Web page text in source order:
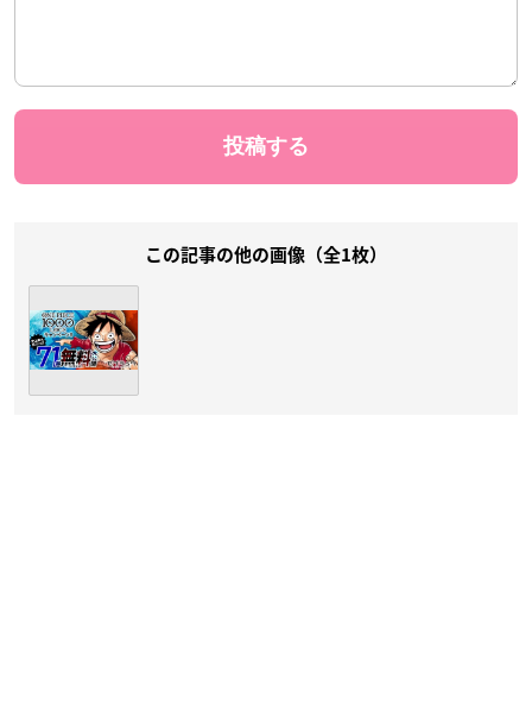
この記事の他の画像（全1枚）